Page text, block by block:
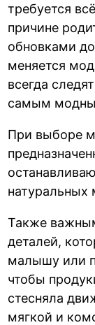
требуется
причине
обновками
меняется
всегда
самым
При выборе
натуральных
Также
деталей,
малышу или
чтобы
стесняла
мягкой и